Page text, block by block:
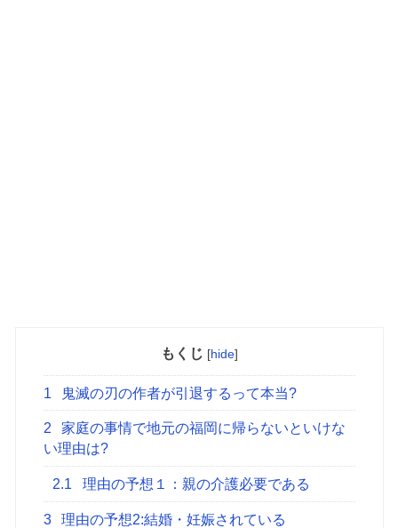
もくじ [hide]
1 鬼滅の刃の作者が引退するって本当?
2
家庭の事情で地元の福岡に帰らないといけな
い理由は?
2.1 理由の予想１：親の介護必要である
3 理由の予想2:結婚・妊娠されている